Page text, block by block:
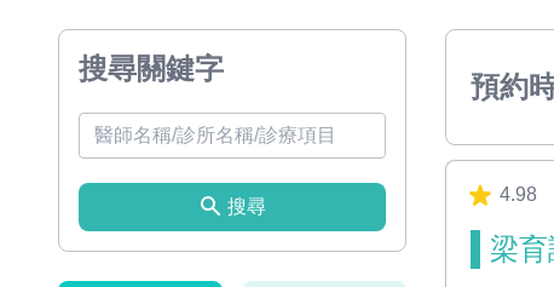
搜尋關鍵字
搜尋
預約
4.98
梁